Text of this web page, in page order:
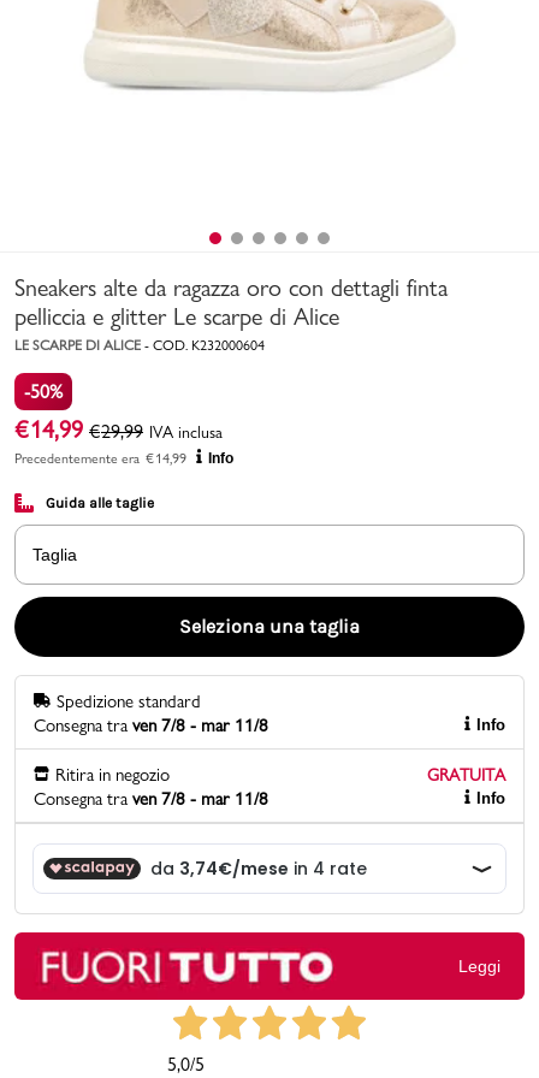
Bambino
Marchi
Promo & News
contatti
Gift card
Sneakers alte da ragazza oro con dettagli finta
pelliccia e glitter Le scarpe di Alice
LE SCARPE DI ALICE - COD. K232000604
-50%
€14,99 €29,99 IVA inclusa
Precedentemente era €14,99 Info
Guida alle taglie
Taglia
Seleziona una taglia
Spedizione standard
Consegna tra ven 7/8 - mar 11/8 Info
Ritira in negozio
GRATUITA
Consegna tra ven 7/8 - mar 11/8 Info
Leggi
5,0/5